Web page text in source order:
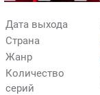
Дата выхода
Страна
Жанр
Количество
серий